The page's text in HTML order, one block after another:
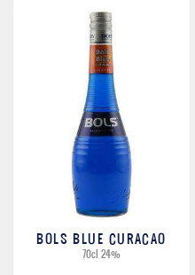
BOLS BLUE CURACAO
70cl 24%